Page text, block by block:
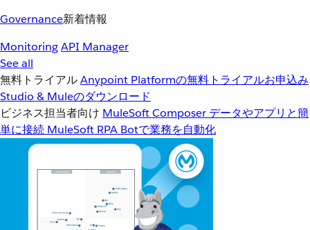
Governance新着情報
MonitoringAPI Manager
See all
無料トライアルAnypoint Platformの無料トライアルお申込み
Studio & Muleのダウンロード
ビジネス担当者向け MuleSoft Composer データやアプリと簡
単に接続 MuleSoft RPA Botで業務を自動化